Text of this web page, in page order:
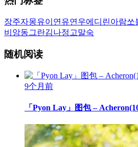
장주자몽유이 연유연우에디린아람쏘
비앙동그란김나정 고말숙
随机阅读
9个月前
「Pyon Lay」图包 –